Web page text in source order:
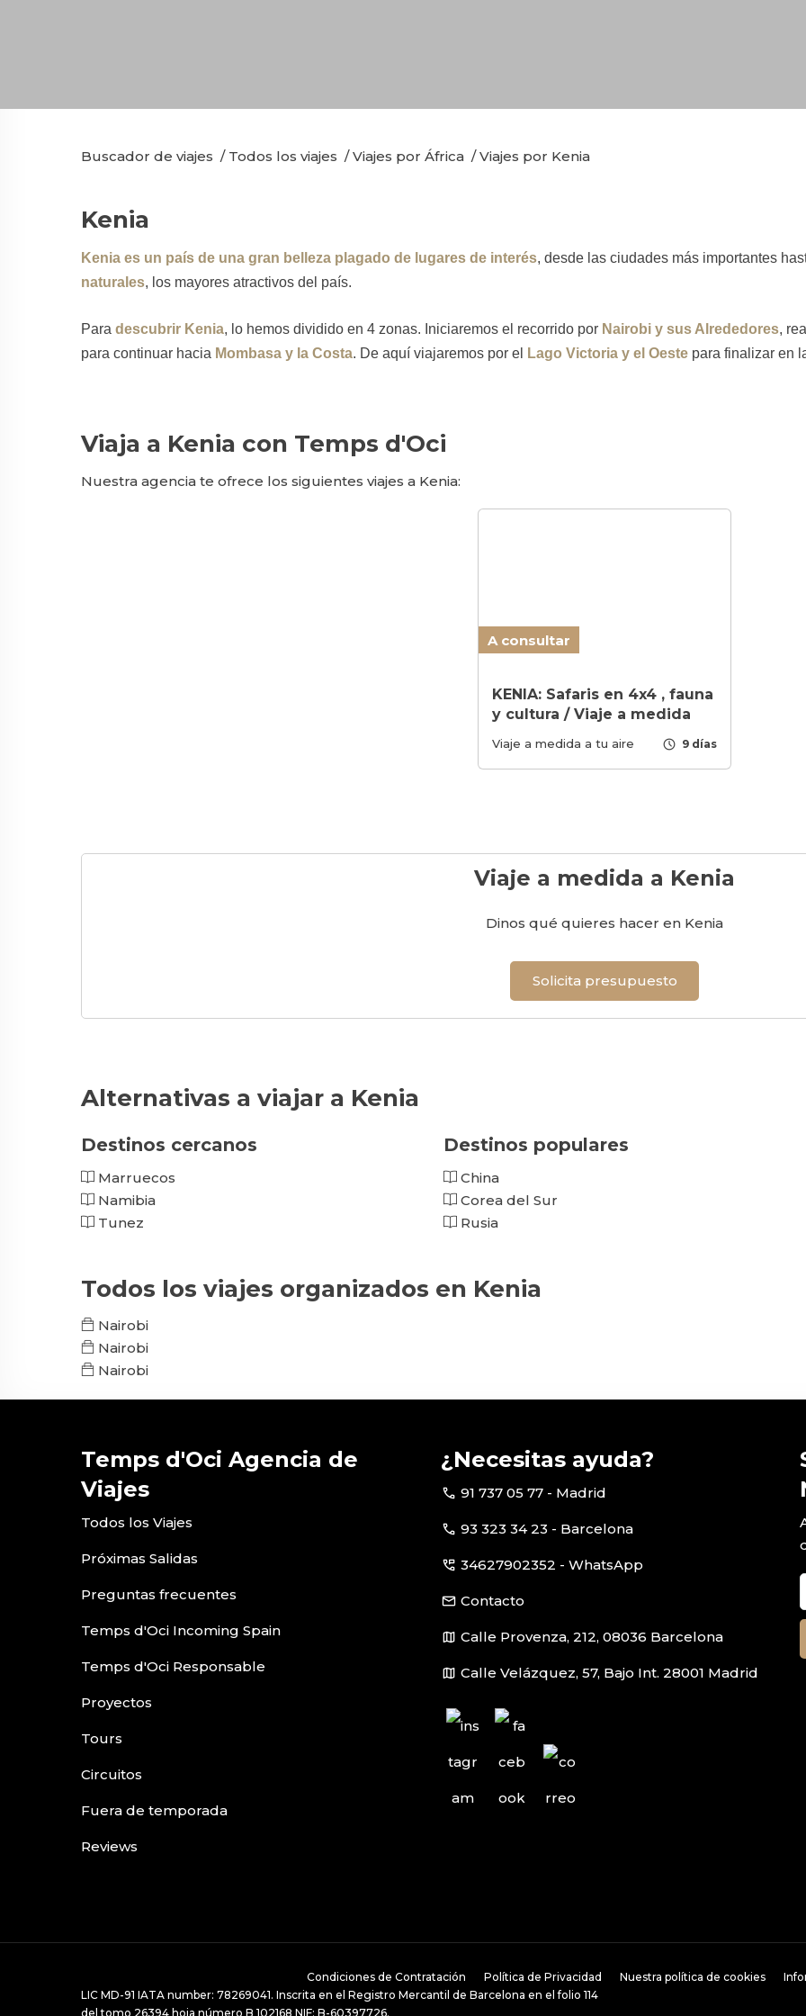
Buscador de viajes / Todos los viajes /Viajes por África /Viajes por Kenia
Kenia
Kenia es un país de una gran belleza plagado de lugares de interés, desde las ciudades más importantes
naturales, los mayores atractivos del país.
Para descubrir Kenia, lo hemos dividido en 4 zonas. Iniciaremos el recorrido por Nairobi y sus Alrededores,
para continuar hacia Mombasa y la Costa. De aquí viajaremos por el Lago Victoria y el Oeste para finalizar en
Viaja a Kenia con Temps d'Oci
Nuestra agencia te ofrece los siguientes viajes a Kenia:
A consultar
KENIA: Safaris en 4x4 , fauna
y cultura / Viaje a medida
Viaje a medida a tu aire schedule 9 días
Viaje a medida a Kenia
Dinos qué quieres hacer en Kenia
Solicita presupuesto
Alternativas a viajar a Kenia
Destinos cercanos
Marruecos
Namibia
Tunez
Destinos populares
China
Corea del Sur
Rusia
Todos los viajes organizados en Kenia
Nairobi
Nairobi
Nairobi
Temps d'Oci Agencia de
Viajes
Todos los Viajes
Próximas Salidas
Preguntas frecuentes
Temps d'Oci Incoming Spain
Temps d'Oci Responsable
Proyectos
Tours
Circuitos
Fuera de temporada
Reviews
¿Necesitas ayuda?
call 91 737 05 77 - Madrid
call 93 323 34 23 - Barcelona
perm_phone_msg 34627902352 - WhatsApp
email Contacto
map Calle Provenza, 212, 08036 Barcelona
map Calle Velázquez, 57, Bajo Int. 28001 Madrid
Condiciones de Contratación Política de Privacidad Nuestra política de cookies
LIC MD-91 IATA number: 78269041. Inscrita en el Registro Mercantil de Barcelona en el folio 114
del tomo 26394 hoja número B 102168 NIF: B-60397726.